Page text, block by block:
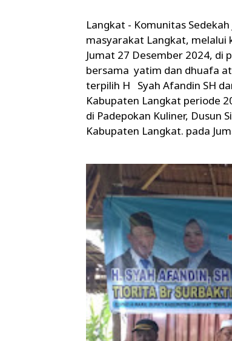
Langkat - Komunitas
masyarakat Langkat, melalui
Jumat 27 Desember 2024, di
bersama yatim dan dhuafa
terpilih H Syah Afandin SH
Kabupaten Langkat periode
di Padepokan Kuliner, Dusun
Kabupaten Langkat. pada